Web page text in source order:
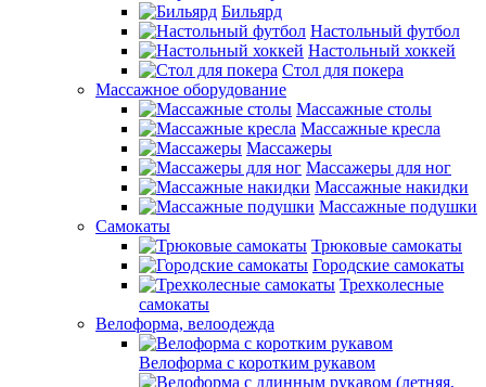
Бильярд
Настольный футбол
Настольный хоккей
Стол для покера
Массажное оборудование
Массажные столы
Массажные кресла
Массажеры
Массажеры для ног
Массажные накидки
Массажные подушки
Самокаты
Трюковые самокаты
Городские самокаты
Трехколесные
самокаты
Велоформа, велоодежда
Велоформа с коротким рукавом